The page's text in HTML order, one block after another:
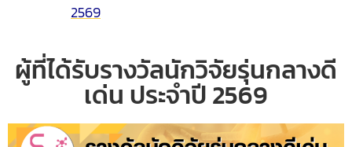
2569
ผู้ที่ได้รับรางวัลนักวิจัยรุ่นกลางดี
เด่น ประจำปี 2569